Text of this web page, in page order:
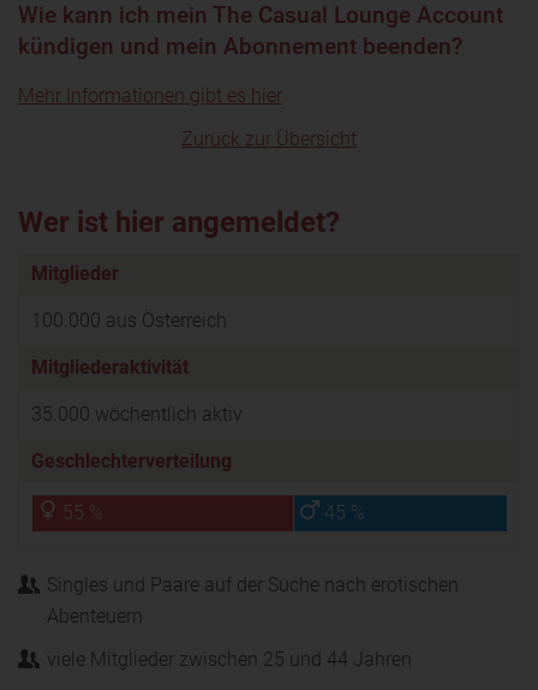
Wie kann ich mein The Casual Lounge Account
kündigen und mein Abonnement beenden?
Mehr Informationen gibt es hier
Zurück zur Übersicht
Wer ist hier angemeldet?
Mitglieder
100.000 aus Österreich
Mitgliederaktivität
35.000 wöchentlich aktiv
Geschlechterverteilung
55 % 45 %
Singles und Paare auf der Suche nach erotischen
Abenteuern
viele Mitglieder zwischen 25 und 44 Jahren